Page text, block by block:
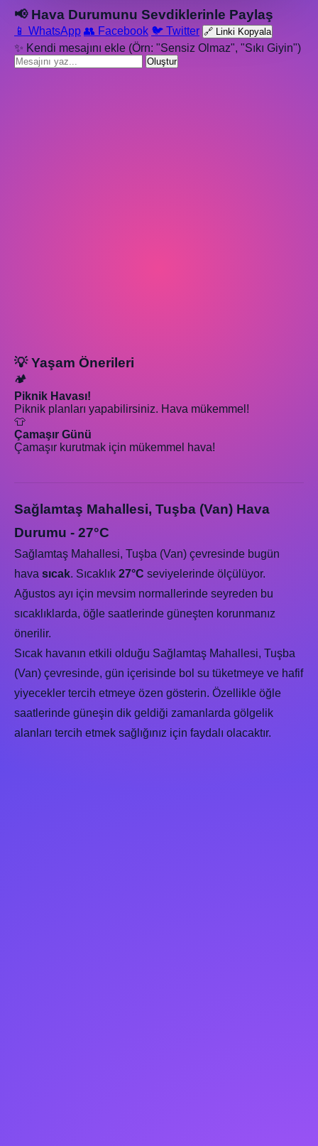
📢 Hava Durumunu Sevdiklerinle Paylaş
📱 WhatsApp 👥 Facebook 🐦 Twitter 🔗 Linki Kopyala
✨ Kendi mesajını ekle (Örn: "Sensiz Olmaz", "Sıkı Giyin")
Oluştur
💡 Yaşam Önerileri
🏕️
Piknik Havası!
Piknik planları yapabilirsiniz. Hava mükemmel!
👕
Çamaşır Günü
Çamaşır kurutmak için mükemmel hava!
Sağlamtaş Mahallesi, Tuşba (Van) Hava
Durumu - 27°C
Sağlamtaş Mahallesi, Tuşba (Van) çevresinde bugün
hava sıcak. Sıcaklık 27°C seviyelerinde ölçülüyor.
Ağustos ayı için mevsim normallerinde seyreden bu
sıcaklıklarda, öğle saatlerinde güneşten korunmanız
önerilir.
Sıcak havanın etkili olduğu Sağlamtaş Mahallesi, Tuşba
(Van) çevresinde, gün içerisinde bol su tüketmeye ve hafif
yiyecekler tercih etmeye özen gösterin. Özellikle öğle
saatlerinde güneşin dik geldiği zamanlarda gölgelik
alanları tercih etmek sağlığınız için faydalı olacaktır.